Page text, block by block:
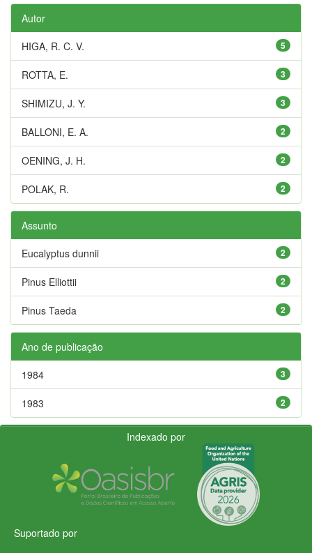
Autor
5
HIGA, R. C. V.
3
ROTTA, E.
3
SHIMIZU, J. Y.
2
BALLONI, E. A.
2
OENING, J. H.
2
POLAK, R.
Assunto
2
Eucalyptus dunnii
2
Pinus Elliottii
2
Pinus Taeda
Ano de publicação
3
1984
2
1983
Indexado por
Suportado por